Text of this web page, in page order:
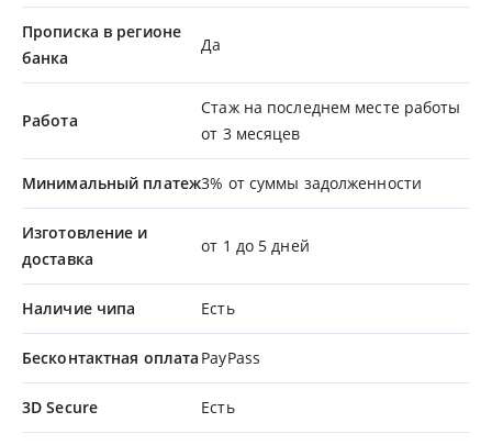
Прописка в регионе
банка
Да
Работа
Стаж на последнем месте работы
от 3 месяцев
Минимальный платеж3% от суммы задолженности
Изготовление и
доставка
от 1 до 5 дней
Наличие чипа Есть
Бесконтактная оплата PayPass
3D Secure Есть